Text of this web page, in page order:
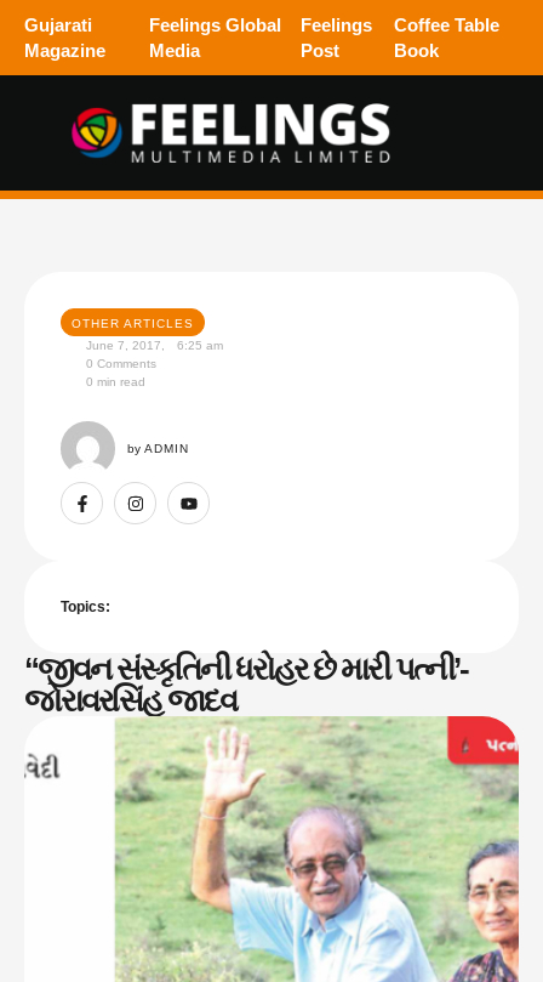
Gujarati
Magazine
Feelings Global
Media
Feelings
Post
Coffee Table
Book
OTHER ARTICLES
June 7, 2017
6:25 am
0 Comments
0 min read
by ADMIN
Topics:
“જીવન સંસ્કૃતિની ધરોહર છે મારી પત્ની’-
જોરાવરસિંહ જાદવ